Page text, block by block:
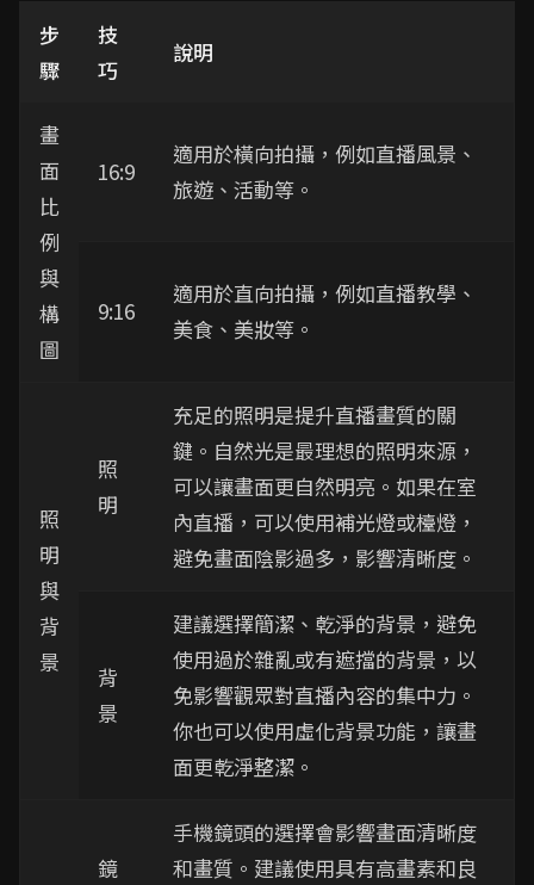
步
驟
技
巧
說明
畫
面
比
例
與
構
圖
16:9
適用於橫向拍攝，例如直播風景、
旅遊、活動等。
9:16
適用於直向拍攝，例如直播教學、
美食、美妝等。
照
明
與
背
景
照
明
充足的照明是提升直播畫質的關
鍵。自然光是最理想的照明來源，
可以讓畫面更自然明亮。如果在室
內直播，可以使用補光燈或檯燈，
避免畫面陰影過多，影響清晰度。
背
景
建議選擇簡潔、乾淨的背景，避免
使用過於雜亂或有遮擋的背景，以
免影響觀眾對直播內容的集中力。
你也可以使用虛化背景功能，讓畫
面更乾淨整潔。
鏡
手機鏡頭的選擇會影響畫面清晰度
和畫質。建議使用具有高畫素和良